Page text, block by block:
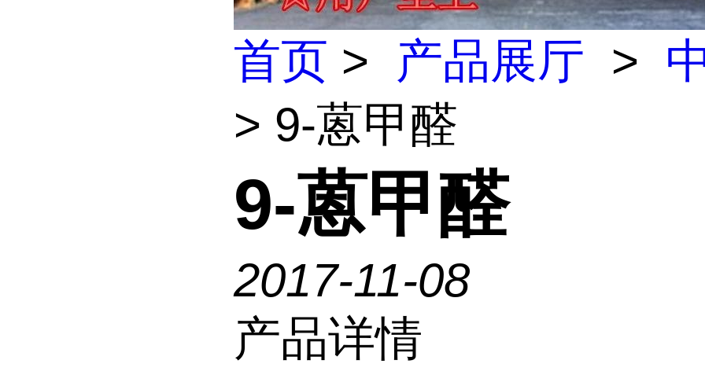
首页 > 产品展厅 >
> 9-蒽甲醛
9-蒽甲醛
2017-11-08
产品详情